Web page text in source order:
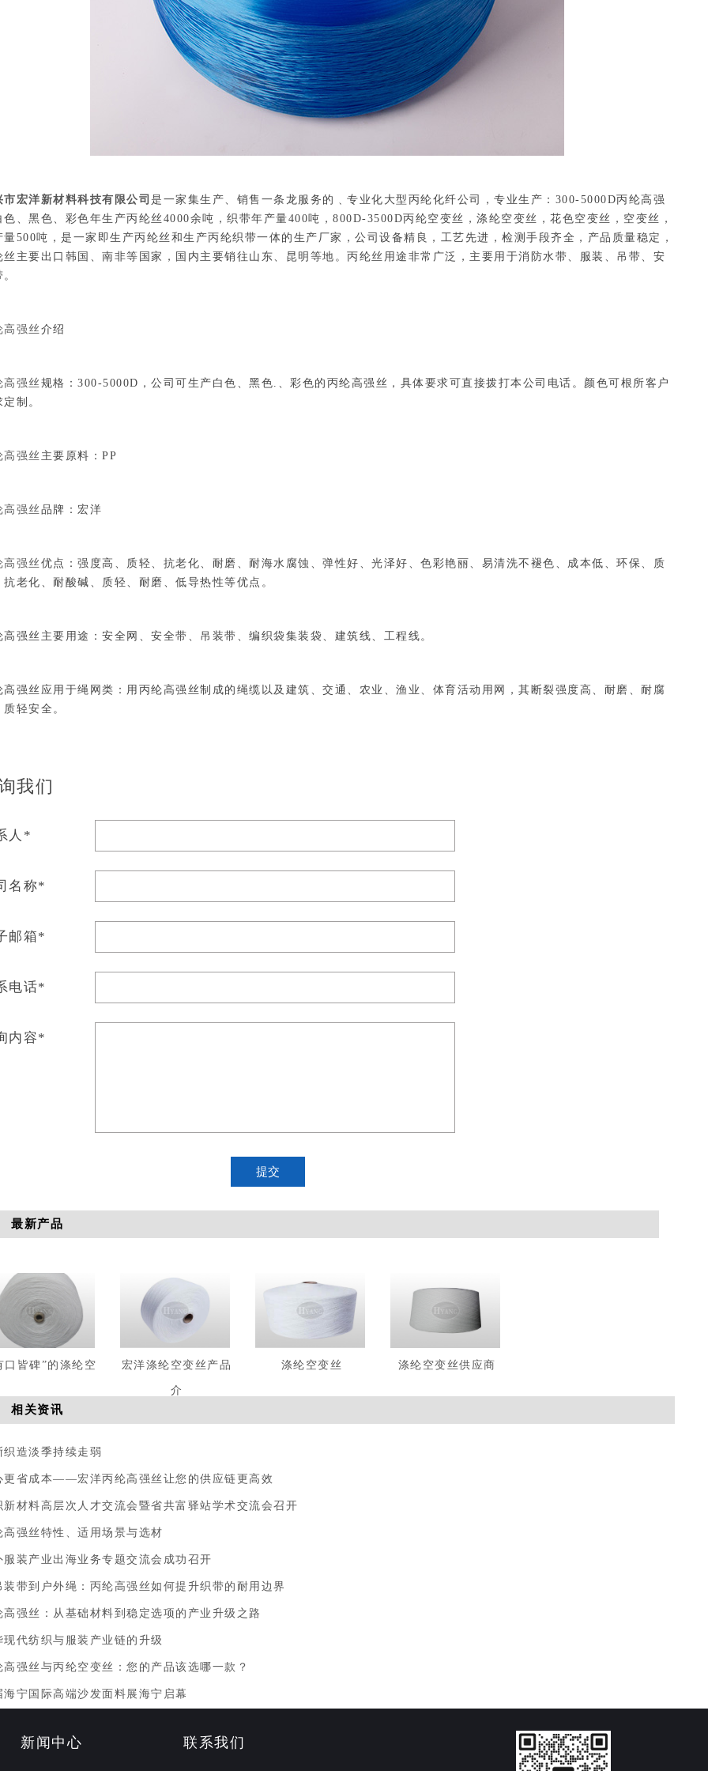
市宏洋新材料科技有限公司 是一家集生产、销售一条龙服务的﹑专业化大型丙纶化纤公司，专业生产：300-5000D丙纶高强
色、黑色、彩色年生产丙纶丝4000余吨，织带年产量400吨，800D-3500D丙纶空变丝，涤纶空变丝，花色空变丝，空变丝，
量500吨，是一家即生产丙纶丝和生产丙纶织带一体的生产厂家，公司设备精良，工艺先进，检测手段齐全，产品质量稳定，
丝主要出口韩国、南非等国家，国内主要销往山东、昆明等地。丙纶丝用途非常广泛，主要用于消防水带、服装、吊带、安
高强丝 介绍
高强丝 规格：300-5000D，公司可生产白色、黑色.、彩色的丙纶高强丝，具体要求可直接拨打本公司电话。颜色可根所客户
制。
高强丝 主要原料：PP
高强丝 品牌：宏洋
高强丝 优点：强度高、质轻、抗老化、耐磨、耐海水腐蚀、弹性好、光泽好、色彩艳丽、易清洗不褪色、成本低、环保、质
抗老化、耐酸碱、质轻、耐磨、低导热性等优点。
高强丝主要用途：安全网、安全带、吊装带、编织袋集装袋、建筑线、工程线。
高强丝应用于绳网类：用丙纶高强丝制成的绳缆以及建筑、交通、农业、渔业、体育活动用网，其断裂强度高、耐磨、耐腐
质轻安全。
我们
人*
名称*
邮箱*
电话*
内容*
最新产品
口皆碑”的涤纶空 宏洋涤纶空变丝产品
介
涤纶空变丝 涤纶空变丝供应商
相关资讯
织造淡季持续走弱
更省成本——宏洋丙纶高强丝让您的供应链更高效
新材料高层次人才交流会暨省共富驿站学术交流会召开
高强丝特性、适用场景与选材
服装产业出海业务专题交流会成功召开
装带到户外绳：丙纶高强丝如何提升织带的耐用边界
高强丝：从基础材料到稳定选项的产业升级之路
现代纺织与服装产业链的升级
高强丝与丙纶空变丝：您的产品该选哪一款？
海宁国际高端沙发面料展海宁启幕
新闻中心 联系我们